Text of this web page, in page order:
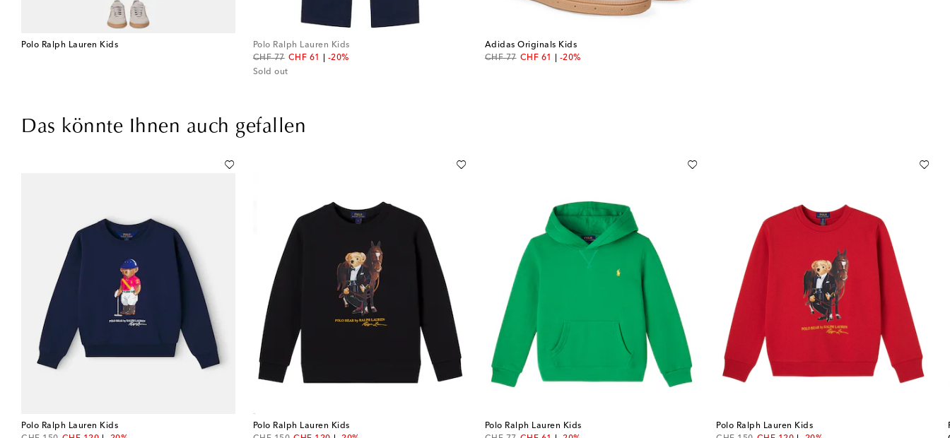
Polo Ralph Lauren Kids
Polo Ralph Lauren Kids
CHF 77
original price
CHF 61
discount price
-20%
Sold out
Adidas Originals Kids
CHF 77
original price
CHF 61
discount price
-20%
Das könnte Ihnen auch gefallen
Polo Ralph Lauren Kids
Polo Ralph Lauren Kids
Polo Ralph Lauren Kids
Polo Ralph Lauren Kids